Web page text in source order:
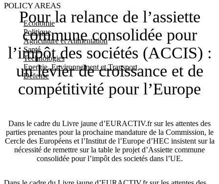
POLICY AREAS
Economie
Politique
Agriculture et Alimentation
Santé
Technologies
Energie, Environnement et Transport
Défense
Pour la relance de l’assiette
commune consolidée pour
l’impôt des sociétés (ACCIS) :
un levier de croissance et de
compétitivité pour l’Europe
Dans le cadre du Livre jaune d’EURACTIV.fr sur les attentes des
parties prenantes pour la prochaine mandature de la Commission, le
Cercle des Européens et l’Institut de l’Europe d’HEC insistent sur la
nécessité de remettre sur la table le projet d’Assiette commune
consolidée pour l’impôt des societés dans l’UE.